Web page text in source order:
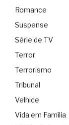
Romance
Suspense
Série de TV
Terror
Terrorismo
Tribunal
Velhice
Vida em Família